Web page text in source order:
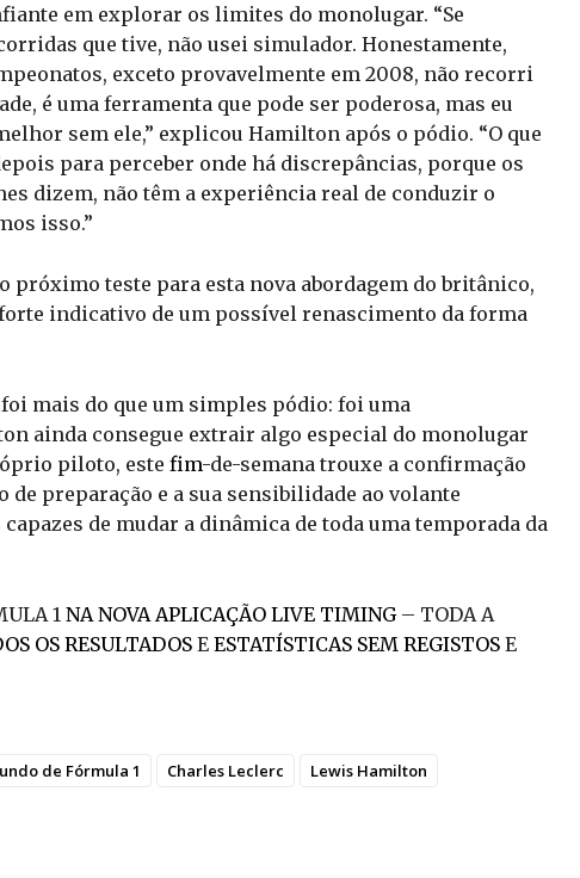
em explorar os limites do monolugar. “Se
que tive, não usei simulador. Honestamente,
exceto provavelmente em 2008, não recorri
é uma ferramenta que pode ser poderosa, mas eu
sem ele,” explicou Hamilton após o pódio. “O que
para perceber onde há discrepâncias, porque os
dizem, não têm a experiência real de conduzir o
isso.”
próximo teste para esta nova abordagem do britânico,
indicativo de um possível renascimento da forma
mais do que um simples pódio: foi uma
ainda consegue extrair algo especial do monolugar
piloto, este fim-de-semana trouxe a confirmação
de preparação e a sua sensibilidade ao volante
de mudar a dinâmica de toda uma temporada da
1 NA NOVA APLICAÇÃO LIVE TIMING– TODA A
OS RESULTADOS E ESTATÍSTICAS SEM REGISTOS E
de Fórmula 1 Charles Leclerc Lewis Hamilton